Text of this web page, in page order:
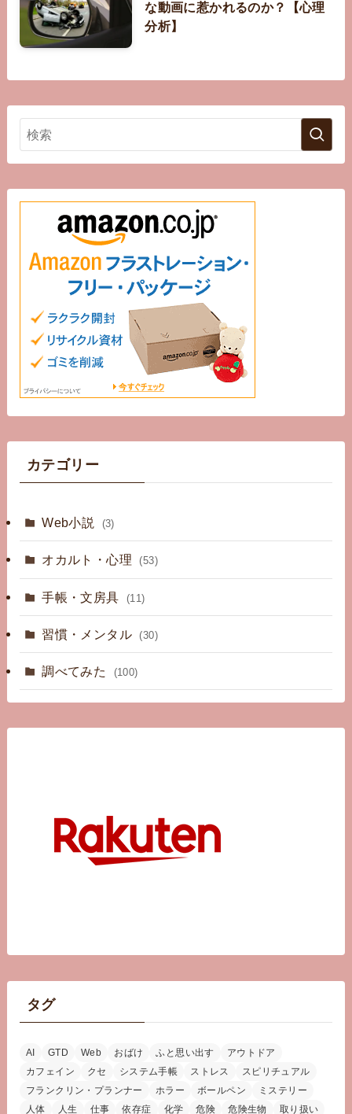
な動画に惹かれるのか？【心理
分析】
カテゴリー
Web小説 (3)
オカルト・心理 (53)
手帳・文房具 (11)
習慣・メンタル (30)
調べてみた (100)
タグ
AI GTD Web おばけ ふと思い出す
アウトドア
カフェイン
クセ システム手帳 ストレス
スピリチュアル
フランクリン・プランナー
ホラー ボールペン
ミステリー
人体
人生 仕事 依存症 化学 危険 危険生物
取り扱い